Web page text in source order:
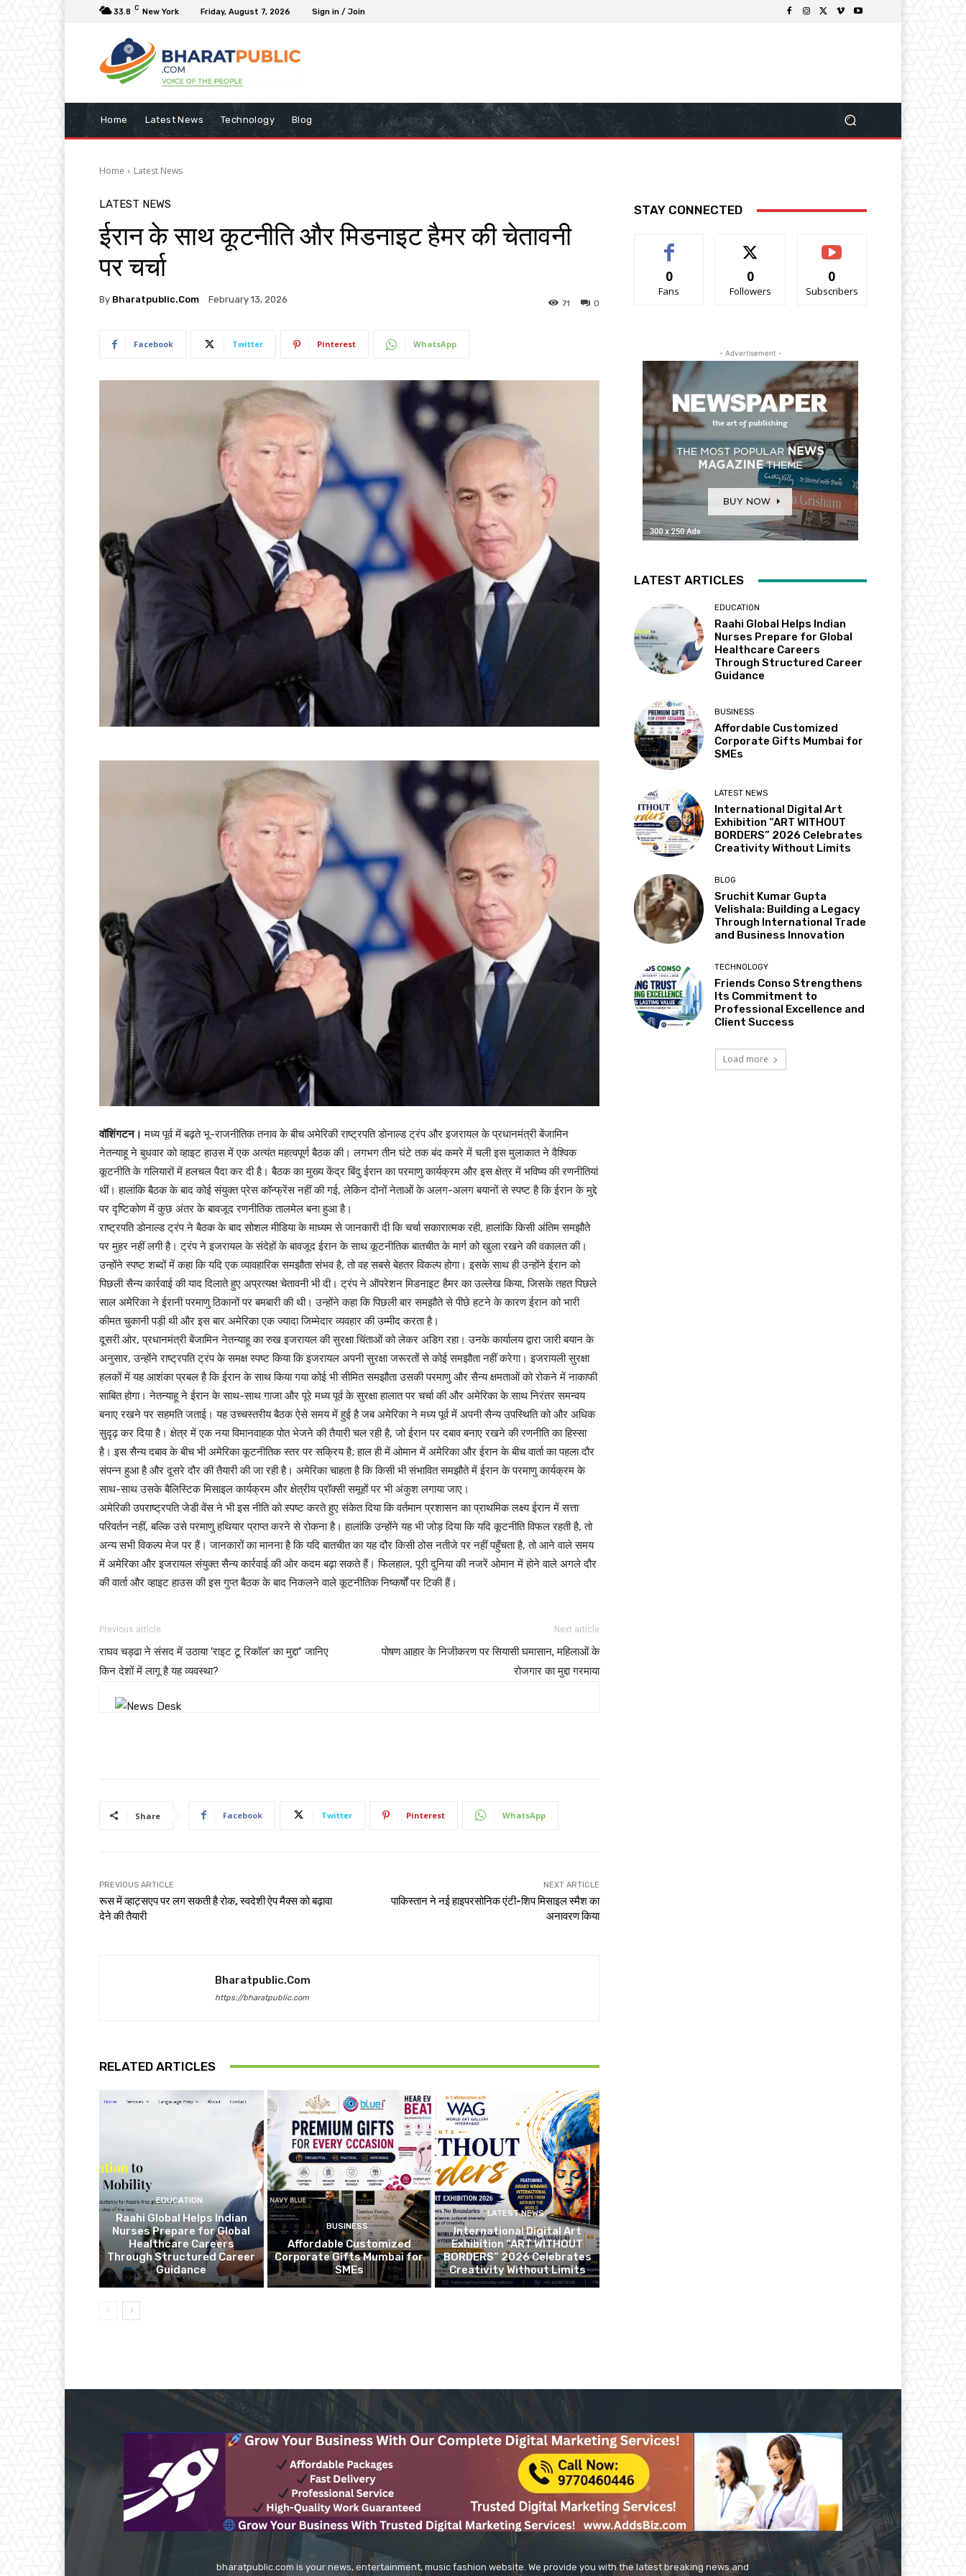
33.8 C New York Friday, August 7, 2026 Sign in / Join
Home Latest News Technology Blog
Home Latest News
LATEST NEWS
ईरान के साथ कूटनीति और मिडनाइट हैमर की चेतावनी
पर चर्चा
By Bharatpublic.com February 13, 2026 0
71
Facebook Twitter Pinterest WhatsApp
वॉशिंगटन। मध्य पूर्व में बढ़ते भू-राजनीतिक तनाव के बीच अमेरिकी राष्ट्रपति डोनाल्ड ट्रंप और इजरायल के प्रधानमंत्री बेंजामिन
नेतन्याहू ने बुधवार को व्हाइट हाउस में एक अत्यंत महत्वपूर्ण बैठक की। लगभग तीन घंटे तक बंद कमरे में चली इस मुलाकात ने वैश्विक
कूटनीति के गलियारों में हलचल पैदा कर दी है। बैठक का मुख्य केंद्र बिंदु ईरान का परमाणु कार्यक्रम और इस क्षेत्र में भविष्य की रणनीतियां
थीं। हालांकि बैठक के बाद कोई संयुक्त प्रेस कॉन्फ्रेंस नहीं की गई, लेकिन दोनों नेताओं के अलग-अलग बयानों से स्पष्ट है कि ईरान के मुद्दे
पर दृष्टिकोण में कुछ अंतर के बावजूद रणनीतिक तालमेल बना हुआ है।
राष्ट्रपति डोनाल्ड ट्रंप ने बैठक के बाद सोशल मीडिया के माध्यम से जानकारी दी कि चर्चा सकारात्मक रही, हालांकि किसी अंतिम समझौते
पर मुहर नहीं लगी है। ट्रंप ने इजरायल के संदेहों के बावजूद ईरान के साथ कूटनीतिक बातचीत के मार्ग को खुला रखने की वकालत की।
उन्होंने स्पष्ट शब्दों में कहा कि यदि एक व्यावहारिक समझौता संभव है, तो वह सबसे बेहतर विकल्प होगा। इसके साथ ही उन्होंने ईरान को
पिछली सैन्य कार्रवाई की याद दिलाते हुए अप्रत्यक्ष चेतावनी भी दी। ट्रंप ने ऑपरेशन मिडनाइट हैमर का उल्लेख किया, जिसके तहत पिछले
साल अमेरिका ने ईरानी परमाणु ठिकानों पर बमबारी की थी। उन्होंने कहा कि पिछली बार समझौते से पीछे हटने के कारण ईरान को भारी
कीमत चुकानी पड़ी थी और इस बार अमेरिका एक ज्यादा जिम्मेदार व्यवहार की उम्मीद करता है।
दूसरी ओर, प्रधानमंत्री बेंजामिन नेतन्याहू का रुख इजरायल की सुरक्षा चिंताओं को लेकर अडिग रहा। उनके कार्यालय द्वारा जारी बयान के
अनुसार, उन्होंने राष्ट्रपति ट्रंप के समक्ष स्पष्ट किया कि इजरायल अपनी सुरक्षा जरूरतों से कोई समझौता नहीं करेगा। इजरायली सुरक्षा
हलकों में यह आशंका प्रबल है कि ईरान के साथ किया गया कोई भी सीमित समझौता उसकी परमाणु और सैन्य क्षमताओं को रोकने में नाकाफी
साबित होगा। नेतन्याहू ने ईरान के साथ-साथ गाजा और पूरे मध्य पूर्व के सुरक्षा हालात पर चर्चा की और अमेरिका के साथ निरंतर समन्वय
बनाए रखने पर सहमति जताई। यह उच्चस्तरीय बैठक ऐसे समय में हुई है जब अमेरिका ने मध्य पूर्व में अपनी सैन्य उपस्थिति को और अधिक
सुदृढ़ कर दिया है। क्षेत्र में एक नया विमानवाहक पोत भेजने की तैयारी चल रही है, जो ईरान पर दबाव बनाए रखने की रणनीति का हिस्सा
है। इस सैन्य दबाव के बीच भी अमेरिका कूटनीतिक स्तर पर सक्रिय है; हाल ही में ओमान में अमेरिका और ईरान के बीच वार्ता का पहला दौर
संपन्न हुआ है और दूसरे दौर की तैयारी की जा रही है। अमेरिका चाहता है कि किसी भी संभावित समझौते में ईरान के परमाणु कार्यक्रम के
साथ-साथ उसके बैलिस्टिक मिसाइल कार्यक्रम और क्षेत्रीय प्रॉक्सी समूहों पर भी अंकुश लगाया जाए।
अमेरिकी उपराष्ट्रपति जेडी वेंस ने भी इस नीति को स्पष्ट करते हुए संकेत दिया कि वर्तमान प्रशासन का प्राथमिक लक्ष्य ईरान में सत्ता
परिवर्तन नहीं, बल्कि उसे परमाणु हथियार प्राप्त करने से रोकना है। हालांकि उन्होंने यह भी जोड़ दिया कि यदि कूटनीति विफल रहती है, तो
अन्य सभी विकल्प मेज पर हैं। जानकारों का मानना है कि यदि बातचीत का यह दौर किसी ठोस नतीजे पर नहीं पहुँचता है, तो आने वाले समय
में अमेरिका और इजरायल संयुक्त सैन्य कार्रवाई की ओर कदम बढ़ा सकते हैं। फिलहाल, पूरी दुनिया की नजरें ओमान में होने वाले अगले दौर
की वार्ता और व्हाइट हाउस की इस गुप्त बैठक के बाद निकलने वाले कूटनीतिक निष्कर्षों पर टिकी हैं।
Previous article
राघव चड्ढा ने संसद में उठाया ‘राइट टू रिकॉल’ का मुद्दा” जानिए
किन देशों में लागू है यह व्यवस्था?
Next article
पोषण आहार के निजीकरण पर सियासी घमासान, महिलाओं के
रोजगार का मुद्दा गरमाया
Share Facebook Twitter Pinterest WhatsApp
PREVIOUS ARTICLE
रूस में व्हाट्सएप पर लग सकती है रोक, स्वदेशी ऐप मैक्स को बढ़ावा
देने की तैयारी
NEXT ARTICLE
पाकिस्तान ने नई हाइपरसोनिक एंटी-शिप मिसाइल स्मैश का
अनावरण किया
Bharatpublic.com
https://bharatpublic.com
RELATED ARTICLES
EDUCATION
Raahi Global Helps Indian
Nurses Prepare for Global
Healthcare Careers
Through Structured Career
Guidance
BUSINESS
Affordable Customized
Corporate Gifts Mumbai for
SMEs
LATEST NEWS
International Digital Art
Exhibition “ART WITHOUT
BORDERS” 2026 Celebrates
Creativity Without Limits
STAY CONNECTED
0
Fans
0
Followers
0
Subscribers
- Advertisement -
LATEST ARTICLES
EDUCATION
Raahi Global Helps Indian
Nurses Prepare for Global
Healthcare Careers
Through Structured Career
Guidance
BUSINESS
Affordable Customized
Corporate Gifts Mumbai for
SMEs
LATEST NEWS
International Digital Art
Exhibition “ART WITHOUT
BORDERS” 2026 Celebrates
Creativity Without Limits
BLOG
Sruchit Kumar Gupta
Velishala: Building a Legacy
Through International Trade
and Business Innovation
TECHNOLOGY
Friends Conso Strengthens
Its Commitment to
Professional Excellence and
Client Success
Load more
bharatpublic.com is your news, entertainment, music fashion website. We provide you with the latest breaking news and